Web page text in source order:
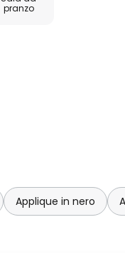
pranzo
Applique in nero